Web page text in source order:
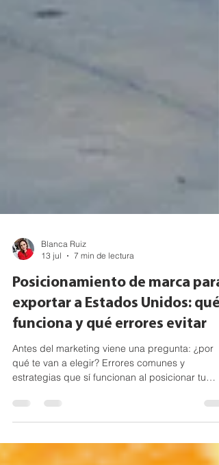
13 jul
7 min de lectura
Posicionamiento de marca para
exportar a Estados Unidos: qué
funciona y qué errores evitar
Antes del marketing viene una pregunta: ¿por
estrategias que sí funcionan al posicionar tu